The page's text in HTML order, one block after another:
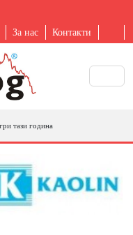
За нас Контакти
тази година